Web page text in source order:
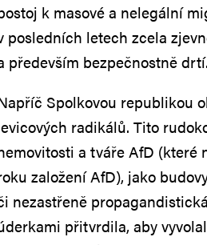
k masové a nelegální
posledních letech zcela
především bezpečnostně drtí.
Spolkovou republikou
radikálů. Tito
a tváře AfD (které
založení AfD), jako
nezastřeně
přitvrdila, aby